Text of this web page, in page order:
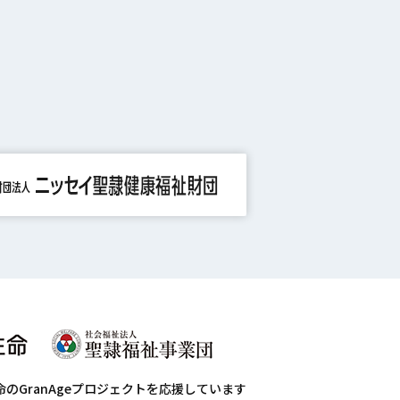
のGranAgeプロジェクトを応援しています